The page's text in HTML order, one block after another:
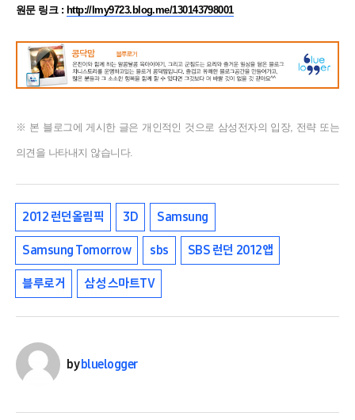
원문 링크 : http://lmy9723.blog.me/130143798001
※ 본 블로그에 게시한 글은 개인적인 것으로 삼성전자의 입장, 전략 또는
의견을 나타내지 않습니다.
2012 런던올림픽 3D Samsung
Samsung Tomorrow sbs SBS 런던 2012앱
블루로거 삼성 스마트TV
bybluelogger